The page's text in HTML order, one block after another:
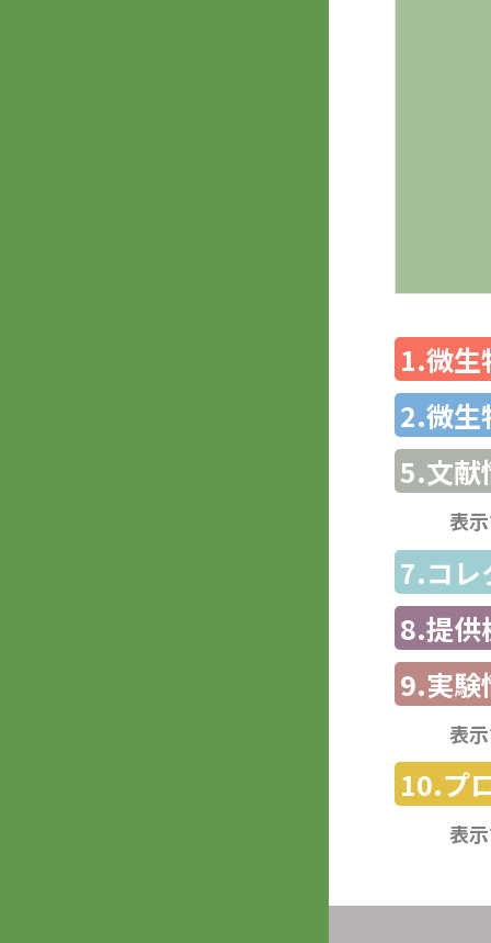
1.微生
2.微生
5.文献
表
7.コレ
8.提供
9.実験
表
10.プ
表